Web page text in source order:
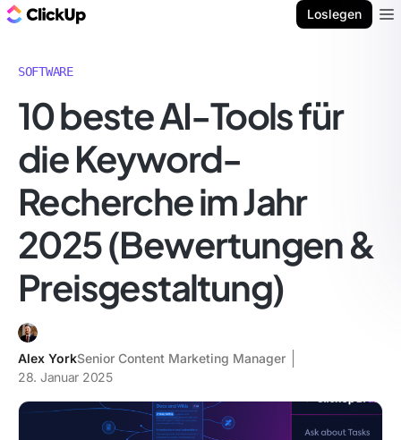
Loslegen
SOFTWARE
10 beste AI-Tools für
die Keyword-
Recherche im Jahr
2025 (Bewertungen &
Preisgestaltung)
Alex YorkSenior Content Marketing Manager
28. Januar 2025